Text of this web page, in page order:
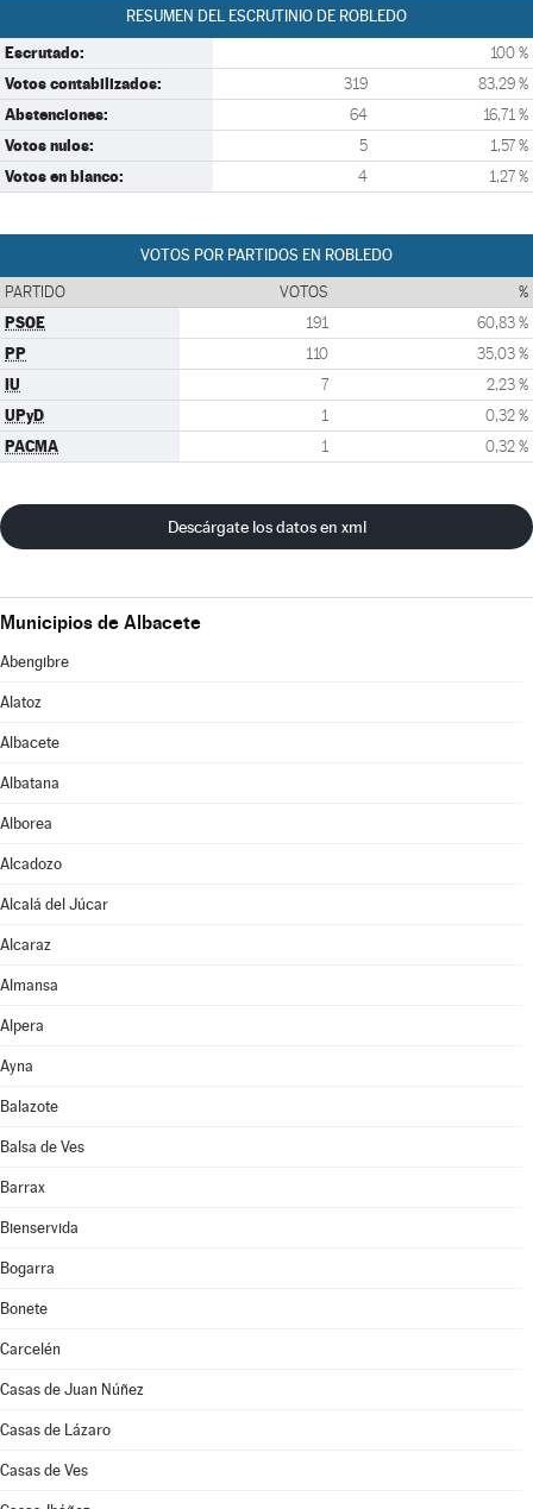
RESUMEN DEL ESCRUTINIO DE ROBLEDO
Escrutado: 100 %
Votos contabilizados: 319 83,29 %
Abstenciones: 64 16,71 %
Votos nulos: 5 1,57 %
Votos en blanco: 4 1,27 %
VOTOS POR PARTIDOS EN ROBLEDO
PARTIDO VOTOS %
PSOE 191 60,83 %
PP 110 35,03 %
IU 7 2,23 %
UPyD 1 0,32 %
PACMA 1 0,32 %
Descárgate los datos en xml
Municipios de Albacete
Abengibre
Alatoz
Albacete
Albatana
Alborea
Alcadozo
Alcalá del Júcar
Alcaraz
Almansa
Alpera
Ayna
Balazote
Balsa de Ves
Barrax
Bienservida
Bogarra
Bonete
Carcelén
Casas de Juan Núñez
Casas de Lázaro
Casas de Ves